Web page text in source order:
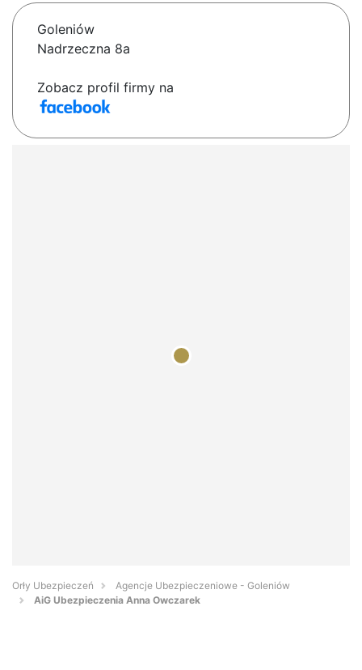
Goleniów
Nadrzeczna 8a
Zobacz profil firmy na
Orły Ubezpieczeń
Agencje Ubezpieczeniowe - Goleniów
AiG Ubezpieczenia Anna Owczarek